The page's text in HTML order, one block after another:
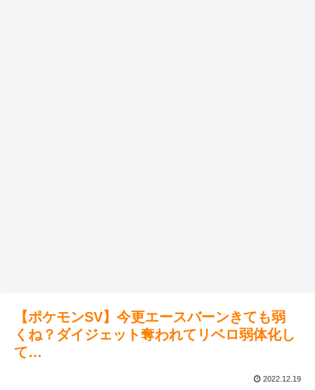
【ポケモンSV】今更エースバーンきても弱
くね？ダイジェット奪われてリベロ弱体化し
て…
2022.12.19